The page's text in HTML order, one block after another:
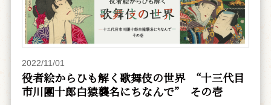
2022/11/01
役者絵からひも解く歌舞伎の世界 “十三代目
市川團十郎白猿襲名にちなんで” その壱